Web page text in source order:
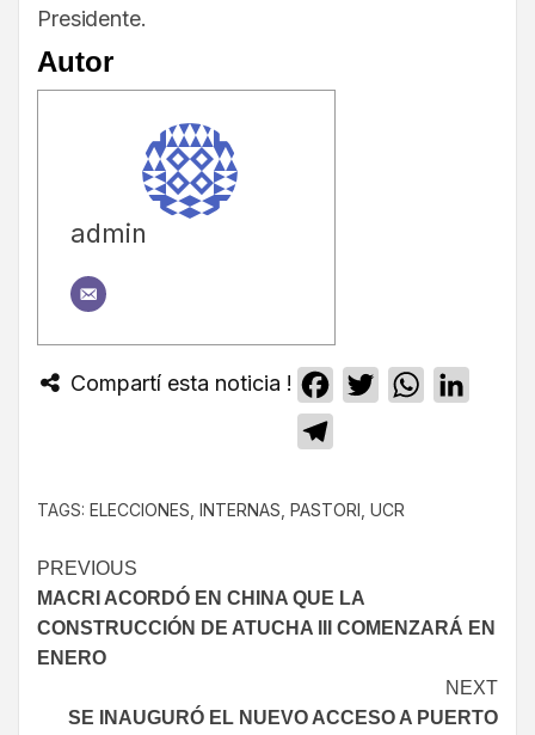
Presidente.
Autor
admin
Compartí esta noticia ! Facebook
TwitterWhatsApp
TAGS: ELECCIONES INTERNAS PASTORI UCR
PREVIOUS
MACRI ACORDÓ EN CHINA QUE LA
CONSTRUCCIÓN DE ATUCHA III COMENZARÁ EN
ENERO
NEXT
SE INAUGURÓ EL NUEVO ACCESO A PUERTO